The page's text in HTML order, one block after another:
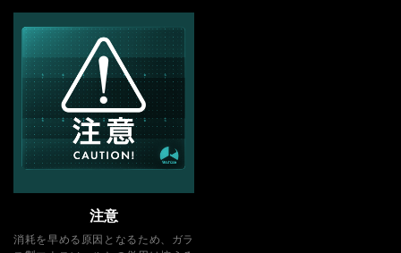
注意
消耗を早める原因となるため、ガラ